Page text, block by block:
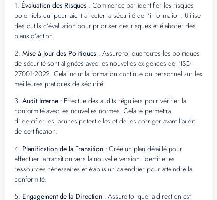
1. Évaluation des Risques : Commence par identifier les risques
potentiels qui pourraient affecter la sécurité de l’information. Utilise
des outils d’évaluation pour prioriser ces risques et élaborer des
plans d’action.
2. Mise à Jour des Politiques : Assure-toi que toutes les politiques
de sécurité sont alignées avec les nouvelles exigences de l’ISO
27001:2022. Cela inclut la formation continue du personnel sur les
meilleures pratiques de sécurité.
3. Audit Interne : Effectue des audits réguliers pour vérifier la
conformité avec les nouvelles normes. Cela te permettra
d’identifier les lacunes potentielles et de les corriger avant l’audit
de certification.
4. Planification de la Transition : Crée un plan détaillé pour
effectuer la transition vers la nouvelle version. Identifie les
ressources nécessaires et établis un calendrier pour atteindre la
conformité.
5. Engagement de la Direction : Assure-toi que la direction est